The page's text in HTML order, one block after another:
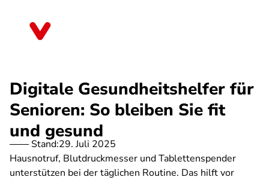
Digitale Gesundheitshelfer für
Senioren: So bleiben Sie fit
und gesund
Stand:29. Juli 2025
Hausnotruf, Blutdruckmesser und Tablettenspender
unterstützen bei der täglichen Routine. Das hilft vor